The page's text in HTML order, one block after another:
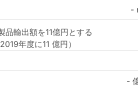
-
輸出額を11億円とする
年度に11 億円）
-